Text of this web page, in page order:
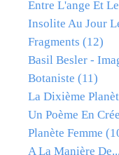
Entre L'ange Et
Insolite Au Jour
Fragments (12)
Basil Besler -
Botaniste (11)
La Dixième
Un Poème En
Planète Femme
A La Manière De...